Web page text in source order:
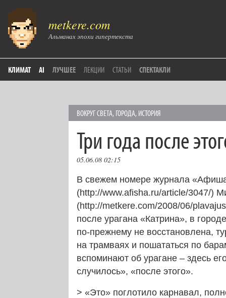
metkere.com
Альманах эпохи гипертекста
КЛИМАТ AI ЛУЧШЕЕ ЛЕКЦИИ СТАТЬИ СПЕКТАКЛИ
ВОКРУГ СВЕТА, ГОРОДА, ИСТОРИЯ
Три года после
05.06.08 02:15
В свежем номере журнала
(http://www.afisha.ru/article/3047/)
(http://metkere.com/2008/06/
после урагана «Катрина», в
по-прежнему не восстановлена,
на трамваях и пошататься по
вспоминают об урагане – здесь
случилось», «после этого».
> «Это» поглотило карнавал,